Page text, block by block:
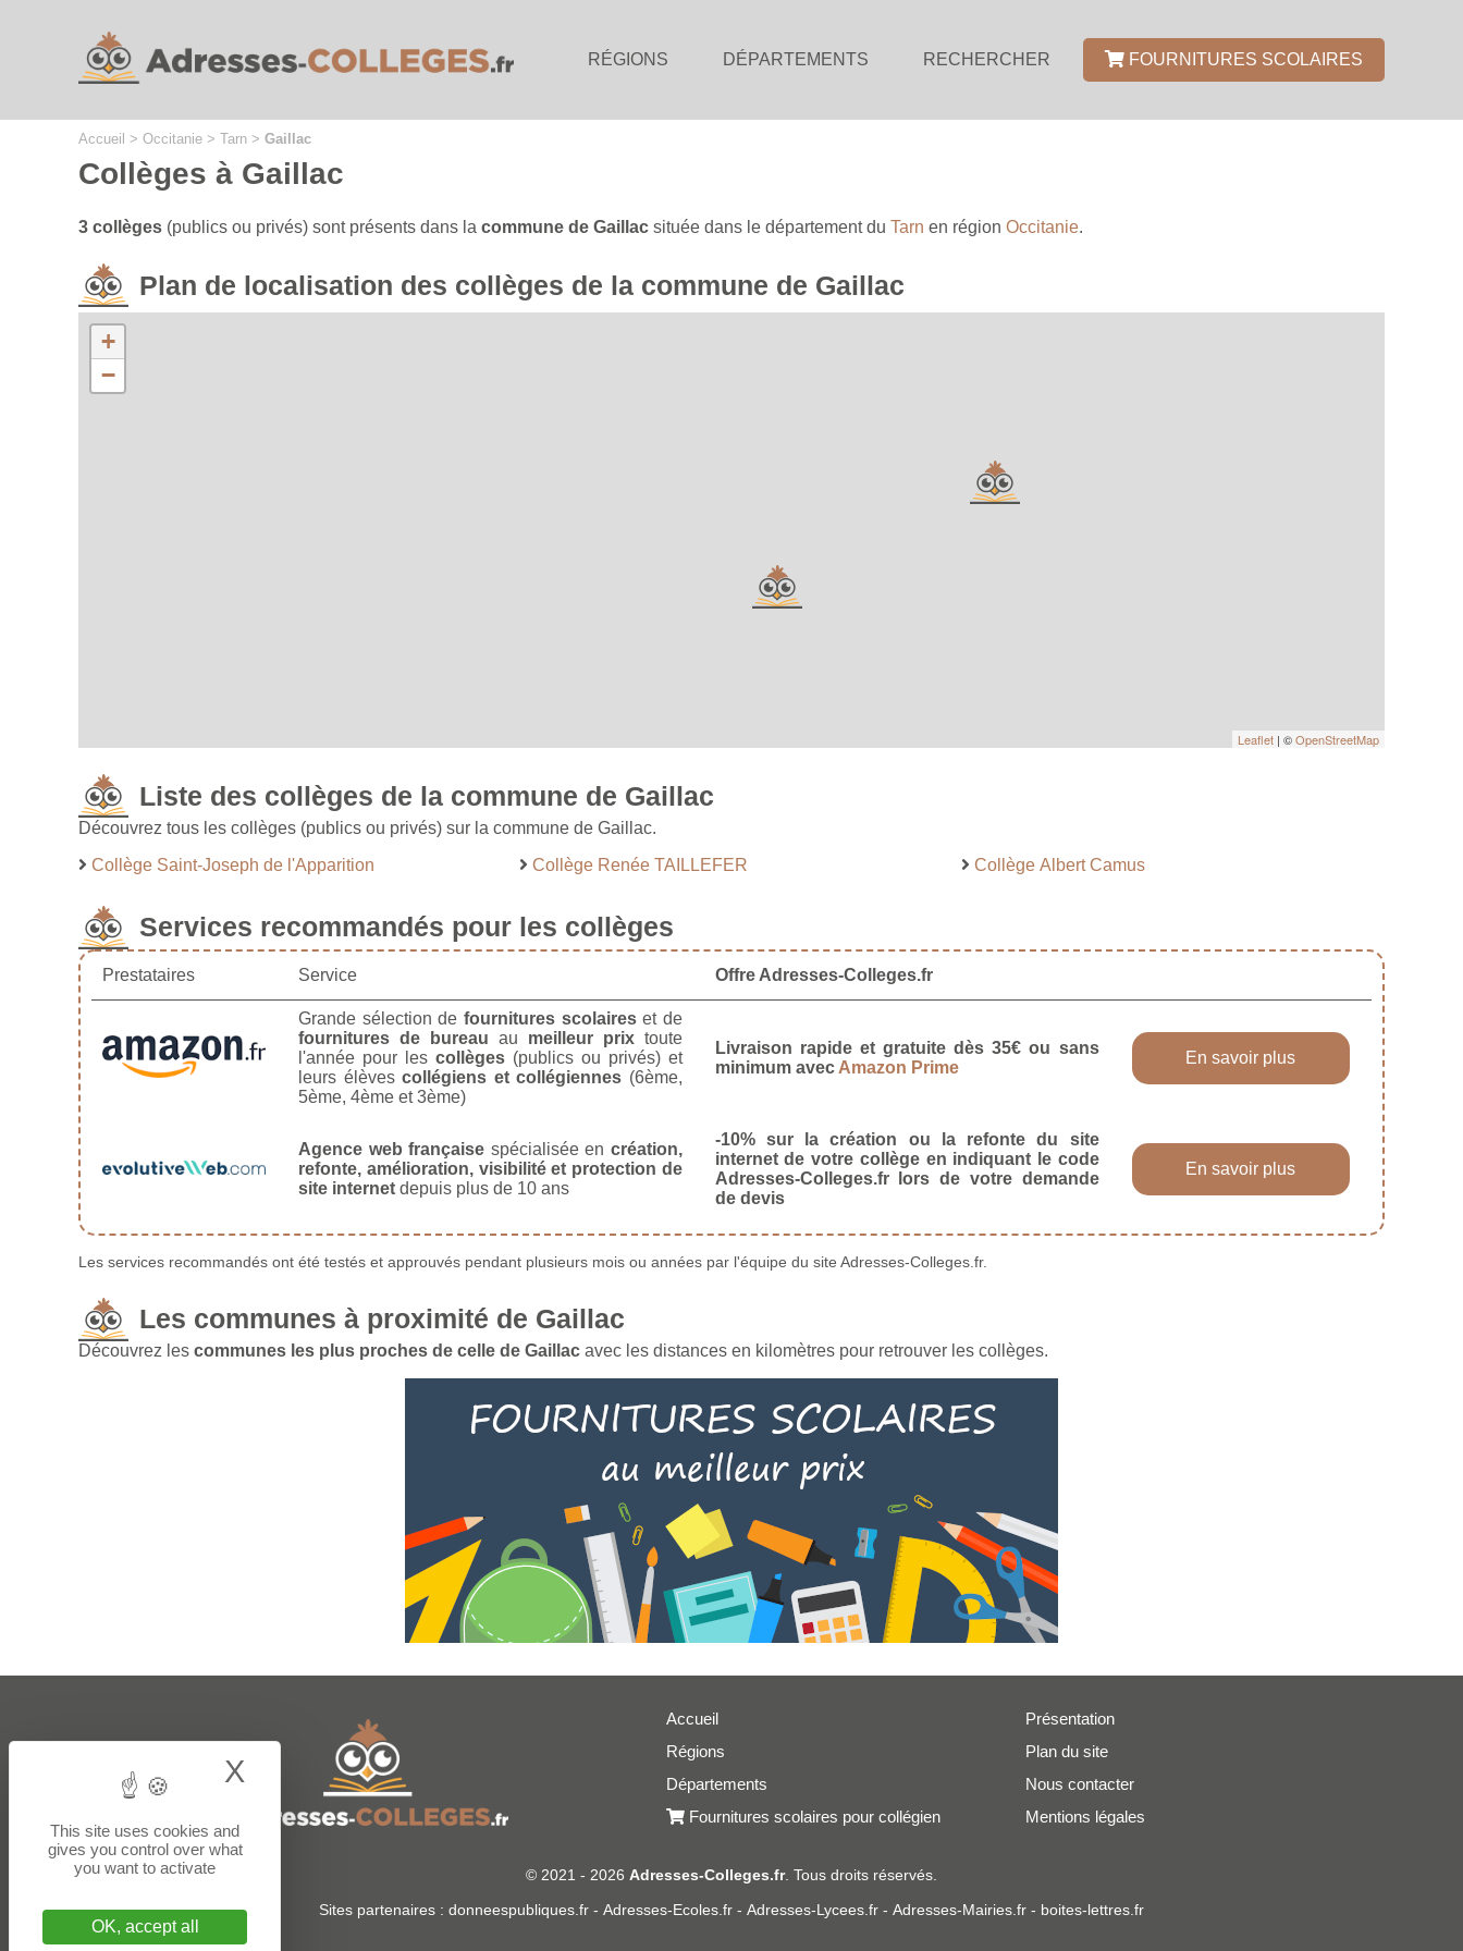
RÉGIONS DÉPARTEMENTS RECHERCHER FOURNITURES SCOLAIRES
Accueil > Occitanie > Tarn > Gaillac
Collèges à Gaillac
3 collèges (publics ou privés) sont présents dans la commune de Gaillac située dans le département du Tarn en région Occitanie.
Plan de localisation des collèges de la commune de Gaillac
+
−
Leaflet | ©OpenStreetMap
Liste des collèges de la commune de Gaillac
Découvrez tous les collèges (publics ou privés) sur la commune de Gaillac.
Collège Saint-Joseph de l'Apparition
Collège Renée TAILLEFER Collège Albert Camus
Services recommandés pour les collèges
Prestataires Service Offre Adresses-Colleges.fr
Grande sélection de fournitures scolaireset de
fournitures de bureau au meilleur prixtoute
l'année pour les collèges(publics ou privés) et
leurs élèvescollégiens et collégiennes (6ème,
5ème, 4ème et 3ème)
Livraison rapide et gratuite dès 35€ ou sans
minimum avec Amazon Prime
En savoir plus
Agence web française spécialisée en création,
refonte, amélioration, visibilité et protection de
site internet depuis plus de 10 ans
-10% sur la création ou la refonte du site
internet de votre collège en indiquant le code
Adresses-Colleges.fr lors de votre demande
de devis
En savoir plus
Les services recommandés ont été testés et approuvés pendant plusieurs mois ou années par l'équipe du site Adresses-Colleges.fr.
Les communes à proximité de Gaillac
Découvrez les communes les plus proches de celle de Gaillac avec les distances en kilomètres pour retrouver les collèges.
Accueil
Régions
Départements
Fournitures scolaires pour collégien
Présentation
Plan du site
Nous contacter
Mentions légales
© 2021 - 2026 Adresses-Colleges.fr. Tous droits réservés.
Sites partenaires : donneespubliques.fr - Adresses-Ecoles.fr - Adresses-Lycees.fr - Adresses-Mairies.fr - boites-lettres.fr
This site uses cookies and
gives you control over what
you want to activate
OK, accept all
X Hide cookie banner